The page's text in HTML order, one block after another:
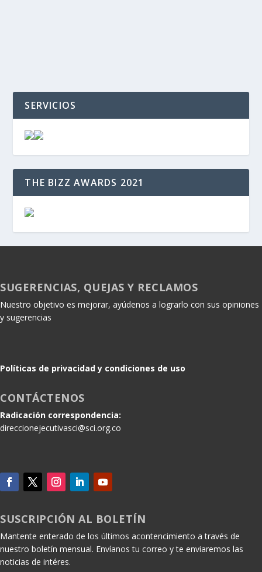
SERVICIOS
THE BIZZ AWARDS 2021
SUGERENCIAS, QUEJAS Y RECLAMOS
Nuestro objetivo es mejorar, ayúdenos a lograrlo con sus opiniones
y sugerencias
Políticas de privacidad y condiciones de uso
CONTÁCTENOS
Radicación correspondencia:
direccionejecutivasci@sci.org.co
SUSCRIPCIÓN AL BOLETÍN
Mantente enterado de los últimos acontencimiento a través de
nuestro boletín mensual. Envíanos tu correo y te enviaremos las
noticias de intéres.